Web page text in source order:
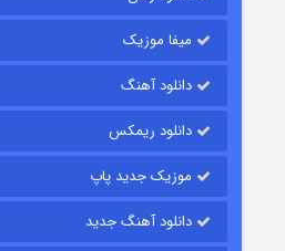
قسمت
میفا موزیک
دانلود آهنگ
دانلود ریمکس
موزیک جدید پاپ
دانلود آهنگ جدید